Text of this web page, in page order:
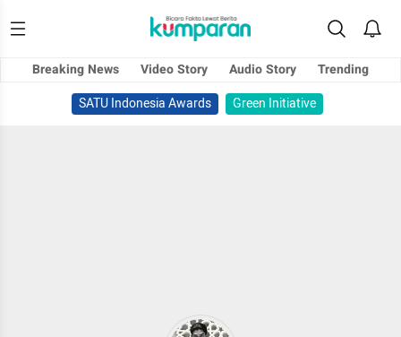
Breaking News Video Story Audio Story
Trending
SATU Indonesia Awards
Green Initiative